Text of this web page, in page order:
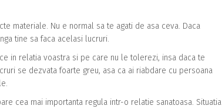
materiale. Nu e normal sa te agati de asa ceva. Daca
tine sa faca acelasi lucruri.
in relatia voastra si pe care nu le tolerezi, insa daca te
se dezvata foarte greu, asa ca ai riabdare cu persoana
cea mai importanta regula intr-o relatie sanatoasa. Situatia